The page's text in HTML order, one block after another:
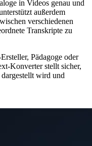
in Videos genau und
außerdem
verschiedenen
Transkripte zu
Pädagoge oder
Konverter stellt sicher,
wird und